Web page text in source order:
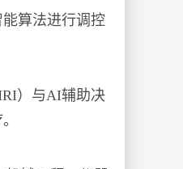
算法进行调控
）与AI辅助决